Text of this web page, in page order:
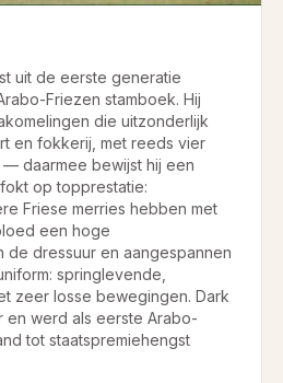
uit de eerste generatie
Friezen stamboek. Hij
die uitzonderlijk
en fokkerij, met reeds vier
daarmee bewijst hij een
op topprestatie:
Friese merries hebben met
een hoge
de dressuur en aangespannen
springlevende,
zeer losse bewegingen. Dark
en werd als eerste Arabo-
tot staatspremiehengst